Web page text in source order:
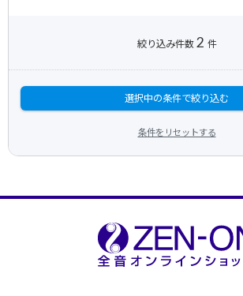
絞り込み件数 2 件
選択中の条件で絞り込む
条件をリセットする